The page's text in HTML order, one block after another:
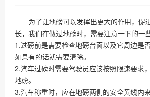
为了让地磅可以发挥出更大的作用，促
长，我们在做过地磅时，需要注意一下的一
1.过磅前是需要检查地磅台面以及它周边是
如果有的话就需要清除。
2.汽车过磅时需要驾驶员应该按照限速要求
地磅。
3.汽车称重时，应在地磅两侧的安全黄线内